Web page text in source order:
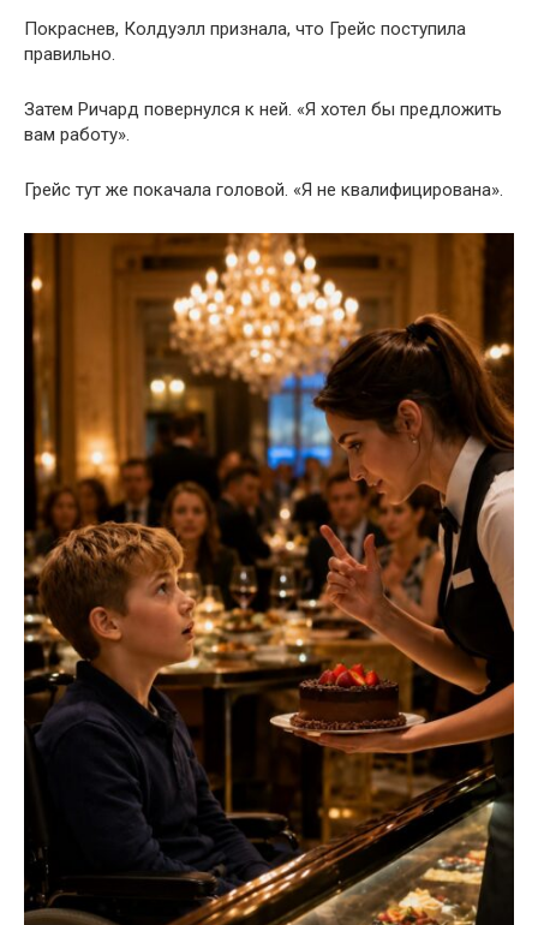
Покраснев, Колдуэлл признала, что Грейс поступила
правильно.
Затем Ричард повернулся к ней. «Я хотел бы предложить
вам работу».
Грейс тут же покачала головой. «Я не квалифицирована».